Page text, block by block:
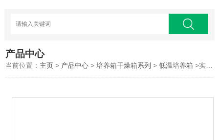
产品中心
当前位置： 主页 > 产品中心 >培养箱干燥箱系列 >低温培养箱 >实验室低温生化培养箱